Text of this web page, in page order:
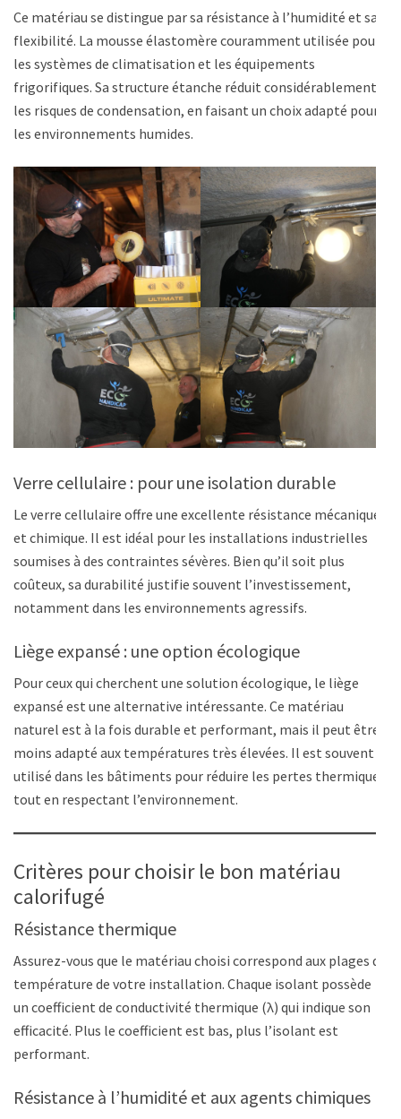
Ce matériau se distingue par sa résistance à l’humidité et sa
flexibilité. La mousse élastomère couramment utilisée pour
les systèmes de climatisation et les équipements
frigorifiques. Sa structure étanche réduit considérablement
les risques de condensation, en faisant un choix adapté pour
les environnements humides.
Verre cellulaire : pour une isolation durable
Le verre cellulaire offre une excellente résistance mécanique
et chimique. Il est idéal pour les installations industrielles
soumises à des contraintes sévères. Bien qu’il soit plus
coûteux, sa durabilité justifie souvent l’investissement,
notamment dans les environnements agressifs.
Liège expansé : une option écologique
Pour ceux qui cherchent une solution écologique, le liège
expansé est une alternative intéressante. Ce matériau
naturel est à la fois durable et performant, mais il peut être
moins adapté aux températures très élevées. Il est souvent
utilisé dans les bâtiments pour réduire les pertes thermiques
tout en respectant l’environnement.
Critères pour choisir le bon matériau
calorifugé
Résistance thermique
Assurez-vous que le matériau choisi correspond aux plages de
température de votre installation. Chaque isolant possède
un coefficient de conductivité thermique (λ) qui indique son
efficacité. Plus le coefficient est bas, plus l’isolant est
performant.
Résistance à l’humidité et aux agents chimiques